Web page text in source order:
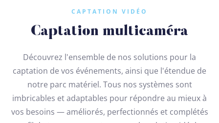
CAPTATION VIDÉO
Captation multicaméra
Découvrez l'ensemble de nos solutions pour la
captation de vos événements, ainsi que l'étendue de
notre parc matériel. Tous nos systèmes sont
imbricables et adaptables pour répondre au mieux à
vos besoins — améliorés, perfectionnés et complétés